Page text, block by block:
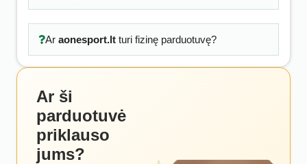
Ar aonesport.ltturi fizinę parduotuvę?
Ar ši
parduotuvė
priklauso
jums?